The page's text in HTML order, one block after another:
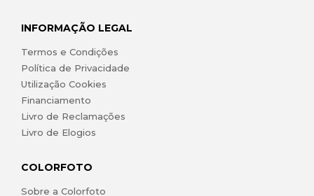
INFORMAÇÃO LEGAL
Termos e Condições
Política de Privacidade
Utilização Cookies
Financiamento
Livro de Reclamações
Livro de Elogios
COLORFOTO
Sobre a Colorfoto